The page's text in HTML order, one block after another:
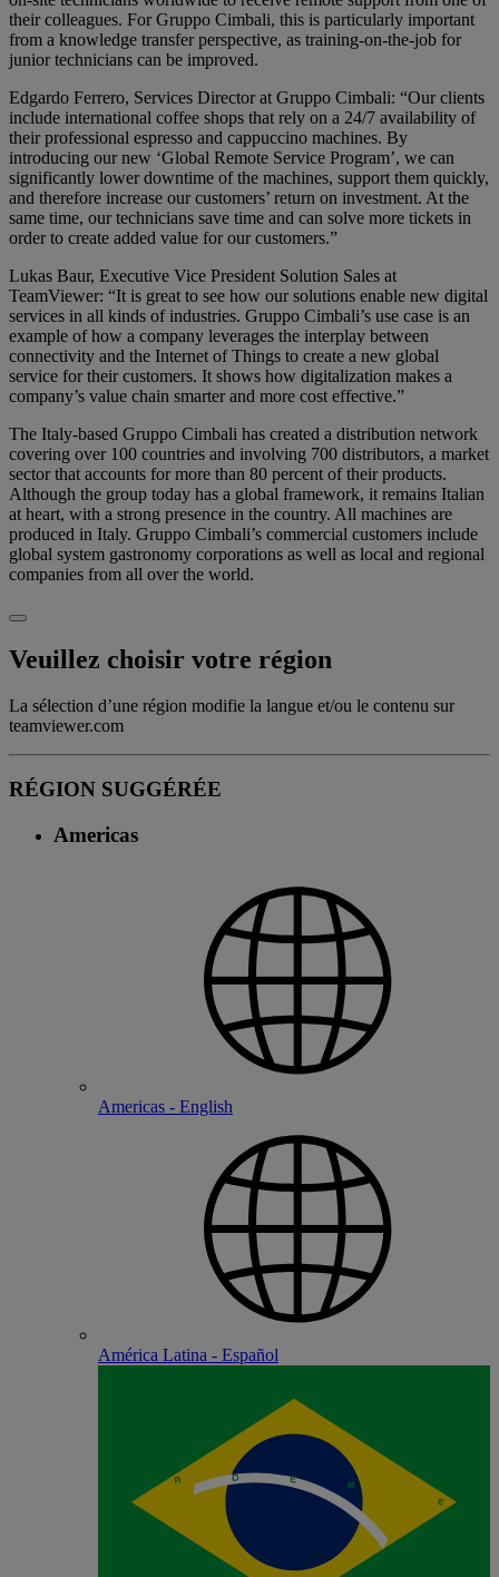
their colleagues. For Gruppo Cimbali, this is particularly important
from a knowledge transfer perspective, as training-on-the-job for
junior technicians can be improved.
Edgardo Ferrero, Services Director at Gruppo Cimbali: “Our clients
include international coffee shops that rely on a 24/7 availability of
their professional espresso and cappuccino machines. By
introducing our new ‘Global Remote Service Program’, we can
significantly lower downtime of the machines, support them quickly,
and therefore increase our customers’ return on investment. At the
same time, our technicians save time and can solve more tickets in
order to create added value for our customers.”
Lukas Baur, Executive Vice President Solution Sales at
TeamViewer: “It is great to see how our solutions enable new digital
services in all kinds of industries. Gruppo Cimbali’s use case is an
example of how a company leverages the interplay between
connectivity and the Internet of Things to create a new global
service for their customers. It shows how digitalization makes a
company’s value chain smarter and more cost effective.”
The Italy-based Gruppo Cimbali has created a distribution network
covering over 100 countries and involving 700 distributors, a market
sector that accounts for more than 80 percent of their products.
Although the group today has a global framework, it remains Italian
at heart, with a strong presence in the country. All machines are
produced in Italy. Gruppo Cimbali’s commercial customers include
global system gastronomy corporations as well as local and regional
companies from all over the world.
Veuillez choisir votre région
La sélection d’une région modifie la langue et/ou le contenu sur
teamviewer.com
RÉGION SUGGÉRÉE
Americas
Americas - English
América Latina - Español